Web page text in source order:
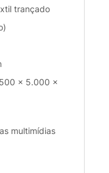
trançado
x 5.000 x
multimídias